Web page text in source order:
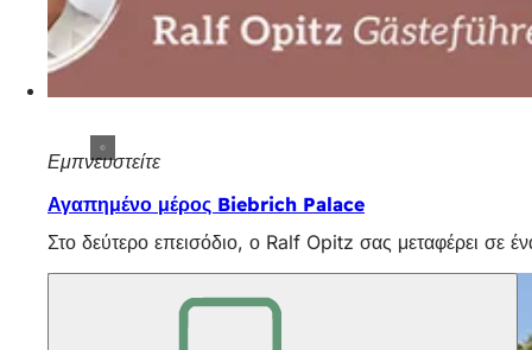
Εμπνευστείτε
Αγαπημένο μέρος Biebrich Palace
Στο δεύτερο επεισόδιο, ο Ralf Opitz σας μεταφέρει σε